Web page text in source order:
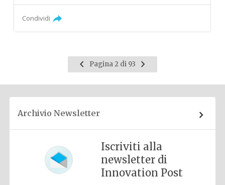
Condividi
Pagina
precedente
Pagina 2 di 93
Pagina
successiva
Archivio Newsletter
Iscriviti alla
newsletter di
Innovation Post